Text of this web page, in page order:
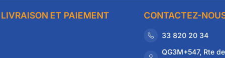
LIVRAISON ET PAIEMENT CONTACTEZ-
33 820 20 34
QG3M+547, Rte